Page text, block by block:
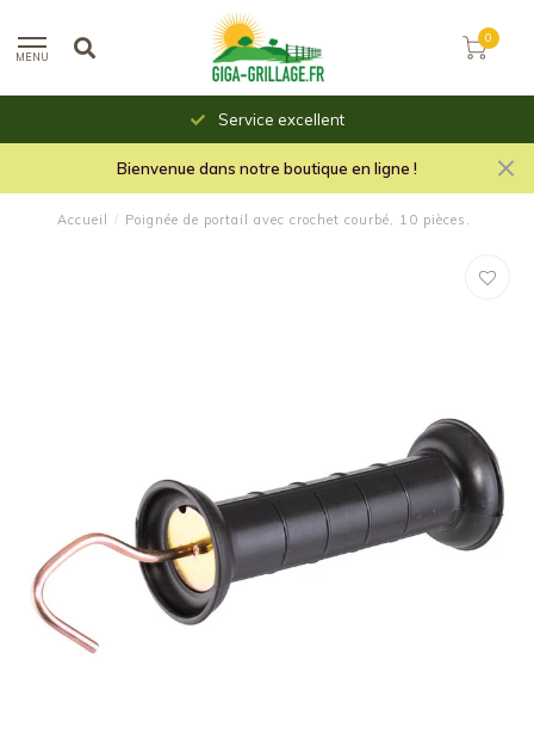
MENU
0
Service excellent
Bienvenue dans notre boutique en ligne !
Accueil / Poignée de portail avec crochet courbé, 10 pièces.